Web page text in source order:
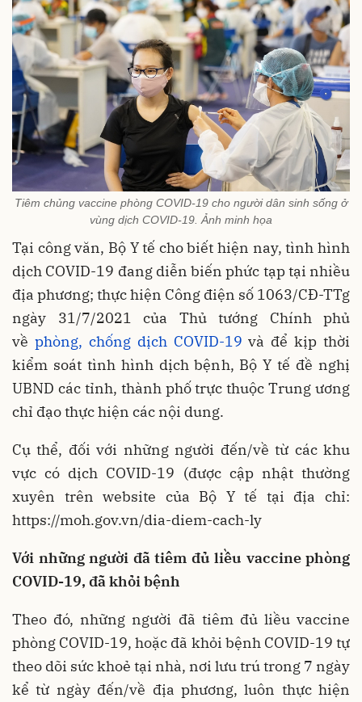
Tiêm chủng vaccine phòng COVID-19 cho người dân sinh sống ở
vùng dịch COVID-19. Ảnh minh họa
Tại công văn, Bộ Y tế cho biết hiện nay, tình hình
dịch COVID-19 đang diễn biến phức tạp tại nhiều
địa phương; thực hiện Công điện số 1063/CĐ-TTg
ngày 31/7/2021 của Thủ tướng Chính phủ
về phòng, chống dịch COVID-19 và để kịp thời
kiểm soát tình hình dịch bệnh, Bộ Y tế đề nghị
UBND các tỉnh, thành phố trực thuộc Trung ương
chỉ đạo thực hiện các nội dung.
Cụ thể, đối với những người đến/về từ các khu
vực có dịch COVID-19 (được cập nhật thường
xuyên trên website của Bộ Y tế tại địa chỉ:
https://moh.gov.vn/dia-diem-cach-ly
Với những người đã tiêm đủ liều vaccine phòng
COVID-19, đã khỏi bệnh
Theo đó, những người đã tiêm đủ liều vaccine
phòng COVID-19, hoặc đã khỏi bệnh COVID-19 tự
theo dõi sức khoẻ tại nhà, nơi lưu trú trong 7 ngày
kể từ ngày đến/về địa phương, luôn thực hiện